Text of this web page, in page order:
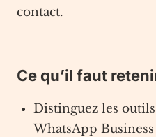
contact.
Ce qu’il faut
Distinguez les
WhatsApp